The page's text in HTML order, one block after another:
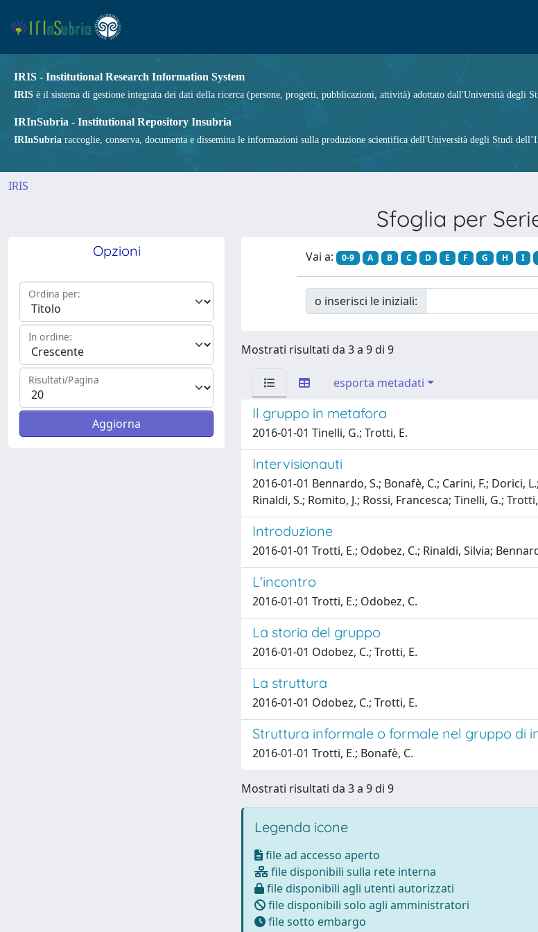
IRIS - Institutional Research Information System
IRIS è il sistema di gestione integrata dei dati della ricerca (persone, progetti, pubblicazioni, attività) adottato dall'Università degli
IRInSubria - Institutional Repository Insubria
IRInSubria raccoglie, conserva, documenta e dissemina le informazioni sulla produzione scientifica dell'Università degli Studi
IRIS
Sfoglia per
Opzioni
Ordina per:
In ordine:
Risultati/Pagina
Vai a: 0-9 A B C D E F G H I
o inserisci le iniziali:
Mostrati risultati da 3 a 9 di 9
esporta metadati
Il gruppo in metafora
2016-01-01 Tinelli, G.; Trotti, E.
Intervisionauti
2016-01-01 Bennardo, S.; Bonafè, C.; Carini, F.; Dorici,
Rinaldi, S.; Romito, J.; Rossi, Francesca; Tinelli, G.;
Introduzione
2016-01-01 Trotti, E.; Odobez, C.; Rinaldi, Silvia;
L'incontro
2016-01-01 Trotti, E.; Odobez, C.
La storia del gruppo
2016-01-01 Odobez, C.; Trotti, E.
La struttura
2016-01-01 Odobez, C.; Trotti, E.
Struttura informale o formale nel gruppo di
2016-01-01 Trotti, E.; Bonafè, C.
Mostrati risultati da 3 a 9 di 9
Legenda icone
file ad accesso aperto
file disponibili sulla rete interna
file disponibili agli utenti autorizzati
file disponibili solo agli amministratori
file sotto embargo